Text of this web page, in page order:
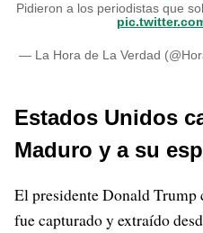
Pidieron a los periodistas que
— La Hora de La Verdad
Estados Unidos
Maduro y a su
El presidente Donald
fue capturado y extraído